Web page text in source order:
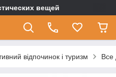
вещей
відпочинок і туризм Все